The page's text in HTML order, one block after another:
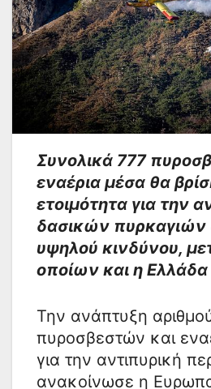
Συνολικά 777
εναέρια μέσα θα
ετοιμότητα για την
δασικών πυρκαγιών
υψηλού κινδύνου,
οποίων και η Ελλάδα
Την ανάπτυξη
πυροσβεστών και
για την αντιπυρική
ανακοίνωσε η